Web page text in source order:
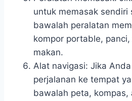
untuk memasak sendiri
bawalah peralatan
kompor portable,
makan.
Alat navigasi: Jika
perjalanan ke tempat
bawalah peta, kompas,